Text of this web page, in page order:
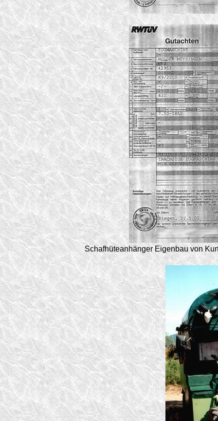
Schafhüteanhänger Eigenbau von